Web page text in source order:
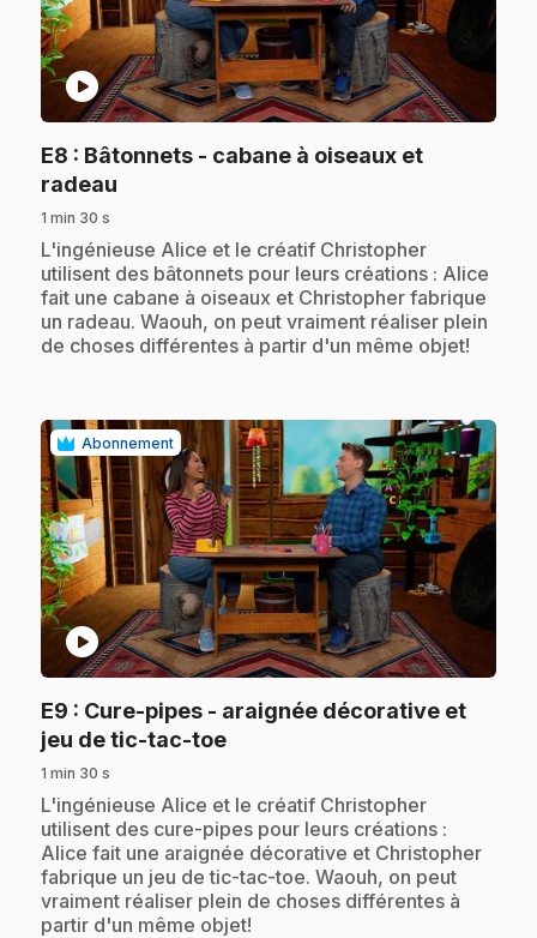
play_circle
E8 : Bâtonnets - cabane à oiseaux et
radeau
1 min 30 s
.L'ingénieuse Alice et le créatif Christopher
utilisent des bâtonnets pour leurs créations : Alice
fait une cabane à oiseaux et Christopher fabrique
un radeau. Waouh, on peut vraiment réaliser plein
de choses différentes à partir d'un même objet!
Abonnement
play_circle
E9 : Cure-pipes - araignée décorative et
jeu de tic-tac-toe.
1 min 30 s
.L'ingénieuse Alice et le créatif Christopher
utilisent des cure-pipes pour leurs créations :
Alice fait une araignée décorative et Christopher
fabrique un jeu de tic-tac-toe. Waouh, on peut
vraiment réaliser plein de choses différentes à
partir d'un même objet!